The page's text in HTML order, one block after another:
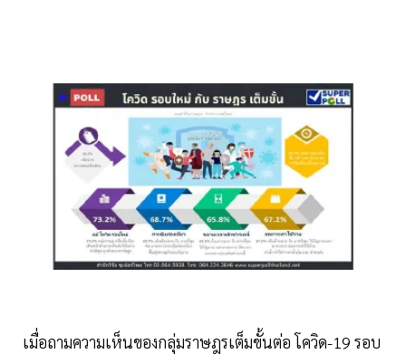
เมื่อถามความเห็นของกลุ่มราษฎรเต็มขั้นต่อ โควิด-19 รอบ